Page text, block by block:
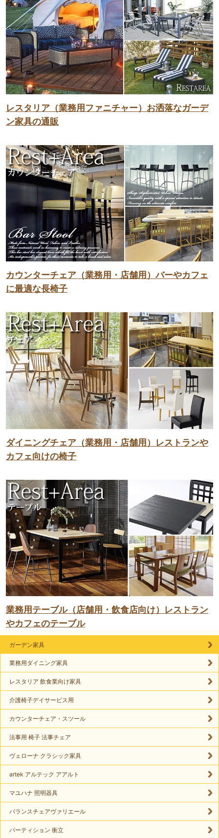
レスタリア（業務用ファニチャー）お洒落なガーデ
ン家具の通販
カウンターチェア（業務用・店舗用）バーやカフェ
に最適な長椅子
ダイニングチェア（業務用・店舗用）レストランや
カフェ向けの椅子
業務用テーブル（店舗用・飲食店向け）レストラン
やカフェのテーブル
ガーデン家具
業務用ダイニング家具
レスタリア 飲食業向け家具
介護椅子デイサービス用
カウンターチェア・スツール
法事用 椅子 法事チェア
ヴェローナ クラシック家具
artek アルテック アアルト
マユハナ 照明器具
バランスチェアヴァリエール
パーティション 衝立